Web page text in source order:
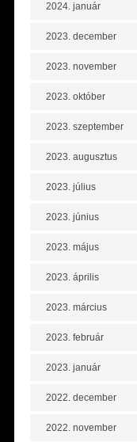
2024. január
2023. december
2023. november
2023. október
2023. szeptember
2023. augusztus
2023. július
2023. június
2023. május
2023. április
2023. március
2023. február
2023. január
2022. december
2022. november